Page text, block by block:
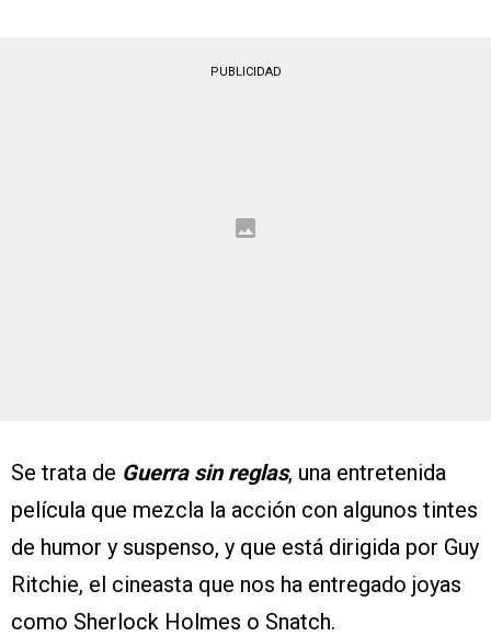
PUBLICIDAD
Se trata de Guerra sin reglas, una entretenida
película que mezcla la acción con algunos tintes
de humor y suspenso, y que está dirigida por Guy
Ritchie, el cineasta que nos ha entregado joyas
como Sherlock Holmes o Snatch.